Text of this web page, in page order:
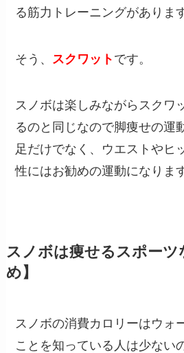
る筋力トレーニングがありま
そう、 スクワット です。
スノボは楽しみながらスクワ
るのと同じなので脚痩せの運
足だけでなく、ウエストやヒ
性にはお勧めの運動になりま
スノボは痩せるスポーツ
め】
スノボの消費カロリーはウォ
ことを知っている人は少ない